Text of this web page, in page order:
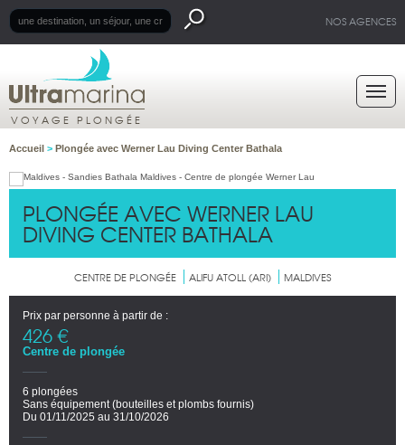
NOS AGENCES
VOYAGE PLONGÉE
Accueil > Plongée avec Werner Lau Diving Center Bathala
PLONGÉE AVEC WERNER LAU
DIVING CENTER BATHALA
CENTRE DE PLONGÉE ALIFU ATOLL (ARI) MALDIVES
Prix par personne à partir de :
426 €
Centre de plongée
6 plongées
Sans équipement (bouteilles et plombs fournis)
Du 01/11/2025 au 31/10/2026